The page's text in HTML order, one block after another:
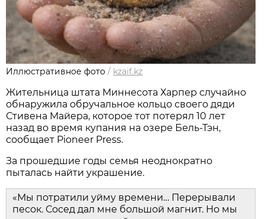
Иллюстративное фото / kzaif.kz
Жительница штата Миннесота Харпер случайно
обнаружила обручальное кольцо своего дяди
Стивена Майера, которое тот потерял 10 лет
назад во время купания на озере Бель-Тэн,
сообщает Pioneer Press.
За прошедшие годы семья неоднократно
пыталась найти украшение.
«Мы потратили уйму времени… Перерывали
песок. Сосед дал мне большой магнит. Но мы